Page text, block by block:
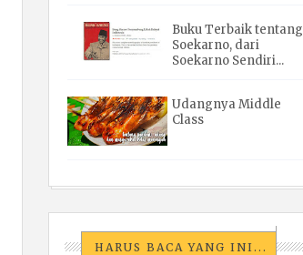
Buku Terbaik tentang
Soekarno, dari
Soekarno Sendiri...
Udangnya Middle
Class
HARUS BACA YANG INI...